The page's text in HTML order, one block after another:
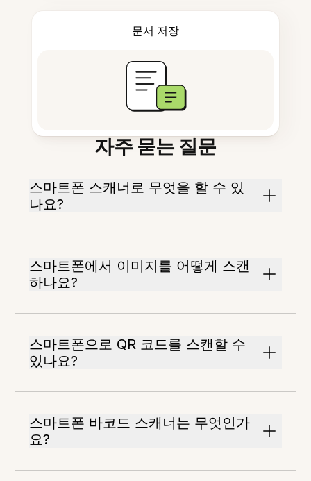
문서 저장
자주 묻는 질문
스마트폰 스캐너로 무엇을 할 수 있
나요?
스마트폰에서 이미지를 어떻게 스캔
하나요?
스마트폰으로 QR 코드를 스캔할 수
있나요?
스마트폰 바코드 스캐너는 무엇인가
요?